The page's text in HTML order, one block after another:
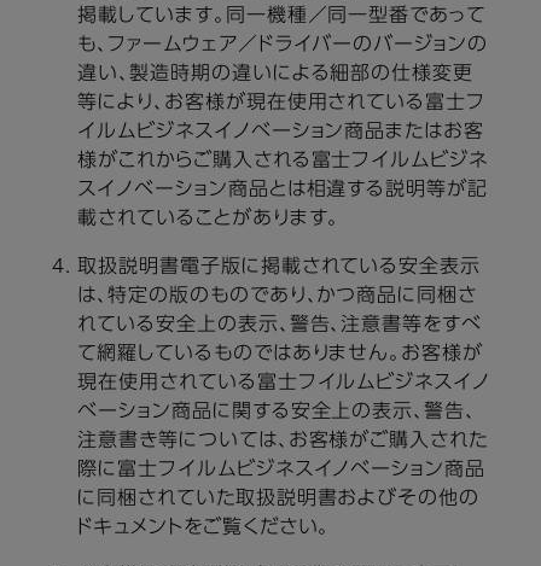
掲載しています。同一機種／同一型番であって
も、ファームウェア／ドライバーのバージョンの
違い、製造時期の違いによる細部の仕様変更
等により、お客様が現在使用されている富士フ
イルムビジネスイノベーション商品またはお客
様がこれからご購入される富士フイルムビジネ
スイノベーション商品とは相違する説明等が記
載されていることがあります。
取扱説明書電子版に掲載されている安全表示
は、特定の版のものであり、かつ商品に同梱さ
れている安全上の表示、警告、注意書等をすべ
て網羅しているものではありません。お客様が
現在使用されている富士フイルムビジネスイノ
ベーション商品に関する安全上の表示、警告、
注意書き等については、お客様がご購入された
際に富士フイルムビジネスイノベーション商品
に同梱されていた取扱説明書およびその他の
ドキュメントをご覧ください。